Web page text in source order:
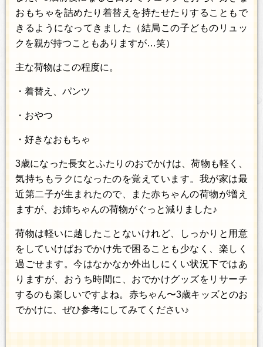
おもちゃを詰めたり着替えを持たせたりすることもで
きるようになってきました（結局この子どものリュッ
クを親が持つこともありますが…笑）
主な荷物はこの程度に。
・着替え、パンツ
・おやつ
・好きなおもちゃ
3歳になった長女とふたりのおでかけは、荷物も軽く、
気持ちもラクになったのを覚えています。我が家は最
近第二子が生まれたので、また赤ちゃんの荷物が増え
ますが、お姉ちゃんの荷物がぐっと減りました♪
荷物は軽いに越したことないけれど、しっかりと用意
をしていけばおでかけ先で困ることも少なく、楽しく
過ごせます。今はなかなか外出しにくい状況下ではあ
りますが、おうち時間に、おでかけグッズをリサーチ
するのも楽しいですよね。赤ちゃん〜3歳キッズとのお
でかけに、ぜひ参考にしてみてください♪